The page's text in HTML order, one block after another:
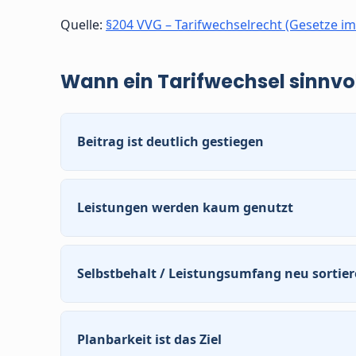
Quelle: §204 VVG – Tarifwechselrecht (Gesetze
Wann ein Tarifwechsel
Beitrag ist deutlich gestiegen
Wenn Ihre Beitragsanpassung spürbar war
kann ein interner Tarifwechsel die richtige
Leistungen werden kaum genutzt
Sie zahlen für Leistungen, die Sie nie in
Leistungsumfangs sinnvoll sein – ohne auf
Selbstbehalt / Leistungsumfang neu
Manchmal stimmt die Balance nicht mehr:
umgekehrt. Ein Tarifwechsel kann die Struktur
Planbarkeit ist das Ziel